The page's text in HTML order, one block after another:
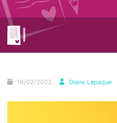
16/02/2022 Diane Lapaque